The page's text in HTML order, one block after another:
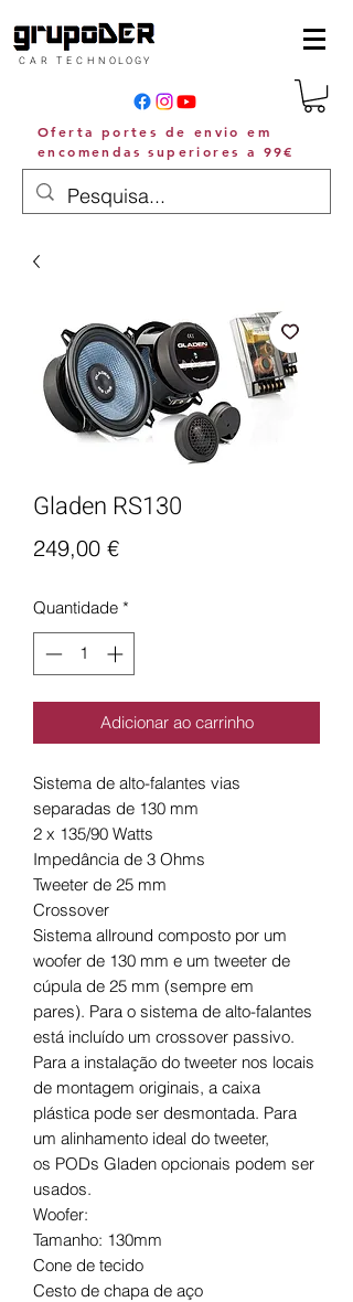
C A R T E C H N O L O G Y
Oferta portes de envio em
encomendas superiores a 99€
Gladen RS130
249,00 €Preço
Quantidade *
Adicionar ao carrinho
Sistema de alto-falantes vias
separadas de 130 mm
2 x 135/90 Watts
Impedância de 3 Ohms
Tweeter de 25 mm
Crossover
Sistema allround composto por um
woofer de 130 mm e um tweeter de
cúpula de 25 mm (sempre em
pares). Para o sistema de alto-falantes
está incluído um crossover passivo.
Para a instalação do tweeter nos locais
de montagem originais, a caixa
plástica pode ser desmontada. Para
um alinhamento ideal do tweeter,
os PODs Gladen opcionais podem ser
usados.
Woofer:
Tamanho: 130mm
Cone de tecido
Cesto de chapa de aço